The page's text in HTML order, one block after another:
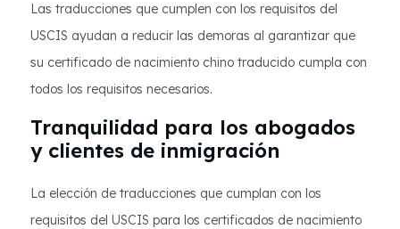
Las traducciones que cumplen con los requisitos del
USCIS ayudan a reducir las demoras al garantizar que
su certificado de nacimiento chino traducido cumpla con
todos los requisitos necesarios.
Tranquilidad para los abogados
y clientes de inmigración
La elección de traducciones que cumplan con los
requisitos del USCIS para los certificados de nacimiento